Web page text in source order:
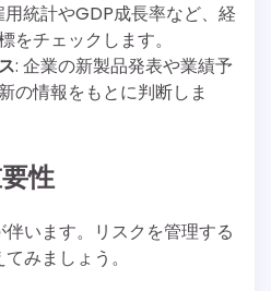
用統計やGDP成長率など、経
をチェックします。
: 企業の新製品発表や業績予
の情報をもとに判断しま
性
います。リスクを管理する
みましょう。